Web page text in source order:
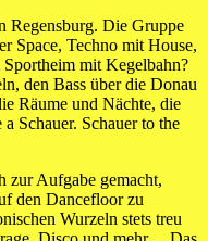
Regensburg. Die Gruppe
Space, Techno mit House,
mit Kegelbahn?
den Bass über die Donau
Räume und Nächte, die
Schauer. Schauer to the
Aufgabe gemacht,
den Dancefloor zu
Wurzeln stets treu